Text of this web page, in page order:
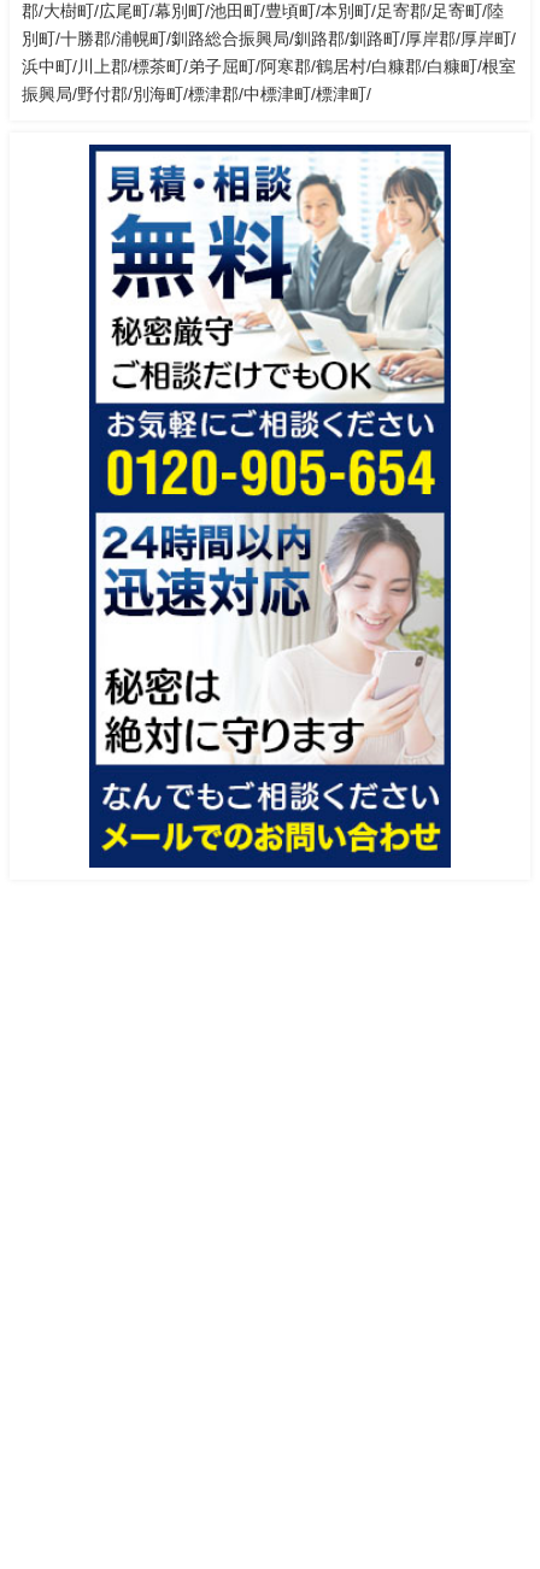
郡/大樹町/広尾町/幕別町/池田町/豊頃町/本別町/足寄郡/足寄町/陸
別町/十勝郡/浦幌町/釧路総合振興局/釧路郡/釧路町/厚岸郡/厚岸町/
浜中町/川上郡/標茶町/弟子屈町/阿寒郡/鶴居村/白糠郡/白糠町/根室
振興局/野付郡/別海町/標津郡/中標津町/標津町/